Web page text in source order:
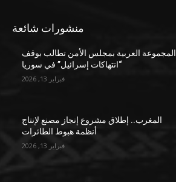
منشورات شائعة
المجموعة العربية بمجلس الأمن تطالب بوقف
“انتهاكات إسرائيل” في سوريا
فبراير 13, 2026
المغرب.. إطلاق مشروع إنجاز مصنع لإنتاج
أنظمة هبوط الطائرات
فبراير 13, 2026